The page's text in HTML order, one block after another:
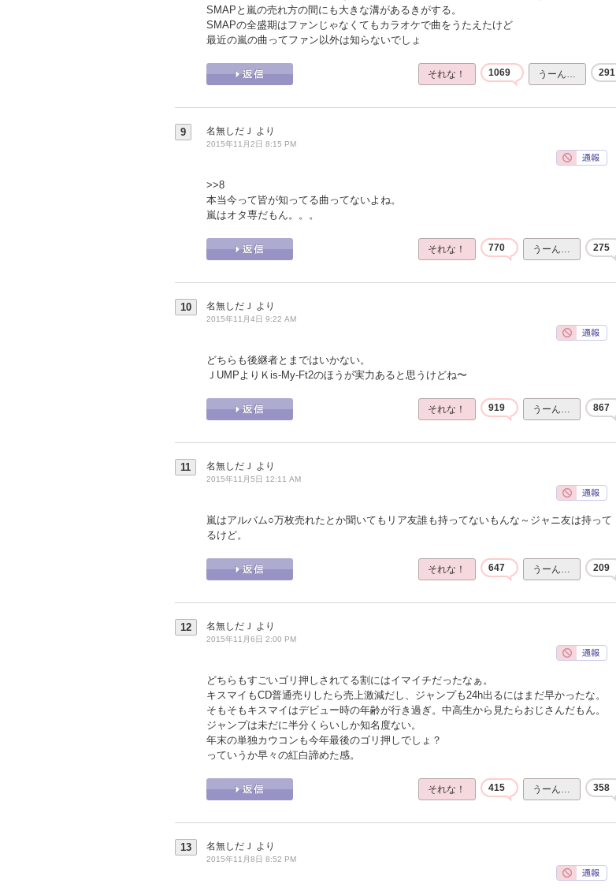
SMAPと嵐の売れ方の間にも大きな溝があるきがする。
SMAPの全盛期はファンじゃなくてもカラオケで曲をうたえたけど
最近の嵐の曲ってファン以外は知らないでしょ
それな！ 1069 うーん… 291
9 名無しだＪ より
2015年11月2日 8:15 PM
>>8
本当今って皆が知ってる曲ってないよね。
嵐はオタ専だもん。。。
それな！ 770 うーん… 275
10 名無しだＪ より
2015年11月4日 9:22 AM
どちらも後継者とまではいかない。
ＪUMPよりＫis-My-Ft2のほうが実力あると思うけどね〜
それな！ 919 うーん… 867
11 名無しだＪ より
2015年11月5日 12:11 AM
嵐はアルバム○万枚売れたとか聞いてもリア友誰も持ってないもんな～ジャニ友は持って
るけど。
それな！ 647 うーん… 209
12 名無しだＪ より
2015年11月6日 2:00 PM
どちらもすごいゴリ押しされてる割にはイマイチだったなぁ。
キスマイもCD普通売りしたら売上激減だし、ジャンプも24h出るにはまだ早かったな。
そもそもキスマイはデビュー時の年齢が行き過ぎ。中高生から見たらおじさんだもん。
ジャンプは未だに半分くらいしか知名度ない。
年末の単独カウコンも今年最後のゴリ押しでしょ？
っていうか早々の紅白諦めた感。
それな！ 415 うーん… 358
13 名無しだＪ より
2015年11月8日 8:52 PM